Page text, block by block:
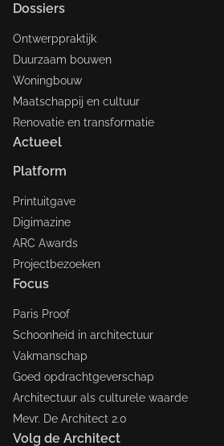
Dossiers
Ontwerppraktijk
Duurzaam bouwen
Woningbouw
Maatschappij en cultuur
Renovatie en transformatie
Actueel
Platform
Printuitgave
Digimazine
ARC Awards
Projectbezoeken
Focus
Paris Proof
Schoonheid in architectuur
Vakmanschap
Goed opdrachtgeverschap
Architectuur als culturele waarde
Mevr. De Architect 2.0
Volg de Architect